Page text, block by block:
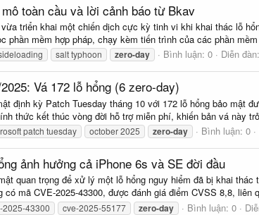
toàn cầu và lời cảnh báo từ Bkav
triển khai một chiến dịch cực kỳ tinh vi khi khai thác lỗ
phần mềm hợp pháp, chạy kèm tiến trình của các phần
salt typhoon zero-day Bình luận: 0 Diễn đàn:
Vá 172 lỗ hổng (6 zero-day)
định kỳ Patch Tuesday tháng 10 với 172 lỗ hổng bảo mật
thức kết thúc vòng đời hỗ trợ miễn phí, khiến bản vá này
patch tuesday october 2025 zero-day Bình luận: 0
ảnh hưởng cả iPhone 6s và SE đời đầu
quan trọng để xử lý một lỗ hổng nguy hiểm đã bị khai
mã CVE-2025-43300, được đánh giá điểm CVSS 8,8, liên
2025-43300 cve-2025-55177 zero-day Bình luận: 0